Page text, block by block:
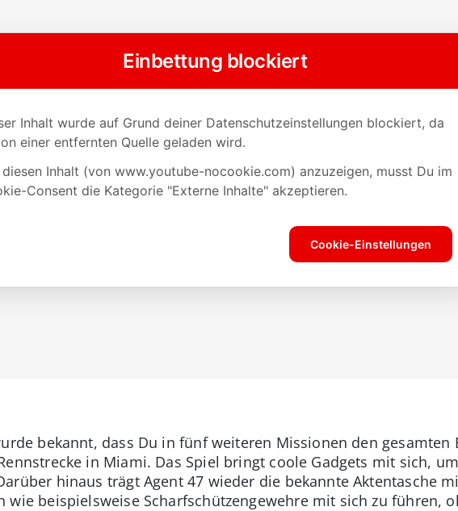
bekannt, dass Du in fünf weiteren Missionen den gesamten
in Miami. Das Spiel bringt coole Gadgets mit sich,
hinaus trägt Agent 47 wieder die bekannte Aktentasche
wie beispielsweise Scharfschützengewehre mit sich zu führen,